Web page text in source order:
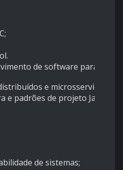
de software para
e microsserviços;
e padrões de projeto Java
de sistemas;